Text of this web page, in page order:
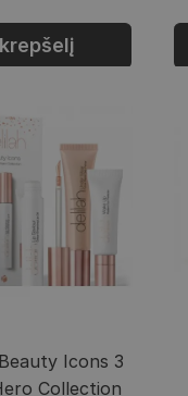
Icons 3
Collection